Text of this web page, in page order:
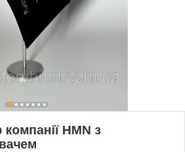
HMN з